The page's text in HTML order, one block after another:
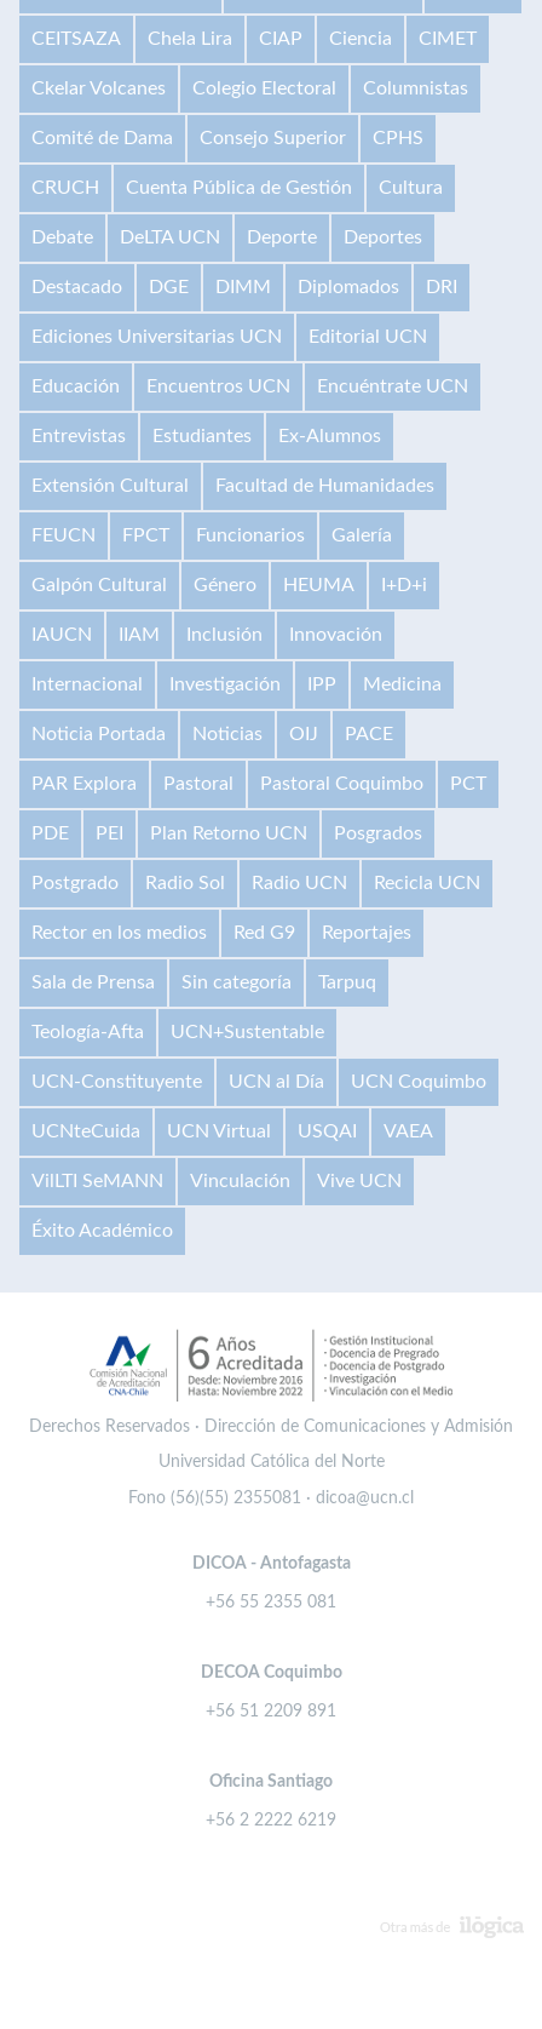
CEITSAZA Chela Lira CIAP Ciencia CIMET
Ckelar Volcanes Colegio Electoral Columnistas
Comité de Dama Consejo Superior CPHS
CRUCH Cuenta Pública de Gestión Cultura
Debate DeLTA UCN Deporte Deportes
Destacado DGE DIMM Diplomados DRI
Ediciones Universitarias UCN Editorial UCN
Educación Encuentros UCN Encuéntrate UCN
Entrevistas Estudiantes Ex-Alumnos
Extensión Cultural Facultad de Humanidades
FEUCN FPCT Funcionarios Galería
Galpón Cultural Género HEUMA I+D+i
IAUCN IIAM Inclusión Innovación
Internacional Investigación IPP Medicina
Noticia Portada Noticias OIJ PACE
PAR Explora Pastoral Pastoral Coquimbo PCT
PDE PEI Plan Retorno UCN Posgrados
Postgrado Radio Sol Radio UCN Recicla UCN
Rector en los medios Red G9 Reportajes
Sala de Prensa Sin categoría Tarpuq
Teología-Afta UCN+Sustentable
UCN-Constituyente UCN al Día UCN Coquimbo
UCNteCuida UCN Virtual USQAI VAEA
VilLTI SeMANN Vinculación Vive UCN
Éxito Académico
Derechos Reservados · Dirección de Comunicaciones y Admisión
Universidad Católica del Norte
Fono (56)(55) 2355081 · dicoa@ucn.cl
DICOA - Antofagasta
+56 55 2355 081
DECOA Coquimbo
+56 51 2209 891
Oficina Santiago
+56 2 2222 6219